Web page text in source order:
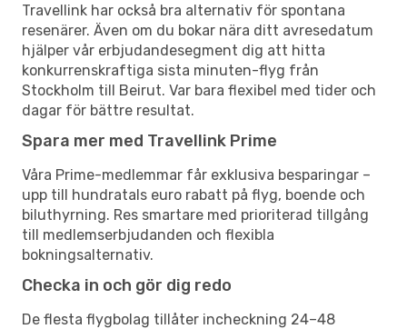
Travellink har också bra alternativ för spontana
resenärer. Även om du bokar nära ditt avresedatum
hjälper vår erbjudandesegment dig att hitta
konkurrenskraftiga sista minuten-flyg från
Stockholm till Beirut. Var bara flexibel med tider och
dagar för bättre resultat.
Spara mer med Travellink Prime
Våra Prime-medlemmar får exklusiva besparingar –
upp till hundratals euro rabatt på flyg, boende och
biluthyrning. Res smartare med prioriterad tillgång
till medlemserbjudanden och flexibla
bokningsalternativ.
Checka in och gör dig redo
De flesta flygbolag tillåter incheckning 24–48